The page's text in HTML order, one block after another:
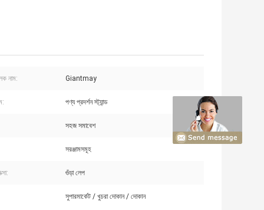
নাম: Giantmay
পণ্য প্রদর্শন স্ট্যান্ড
সহজ সমাবেশ
সরঞ্জামসমূহ
গুঁড়া লেপ
সুপারমার্কেট / খুচরা দোকান / দোকান